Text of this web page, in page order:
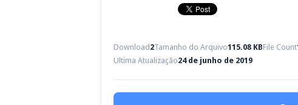
Download 2Tamanho do Arquivo115.08 KBFile Count
Ultima Atualização24 de junho de 2019